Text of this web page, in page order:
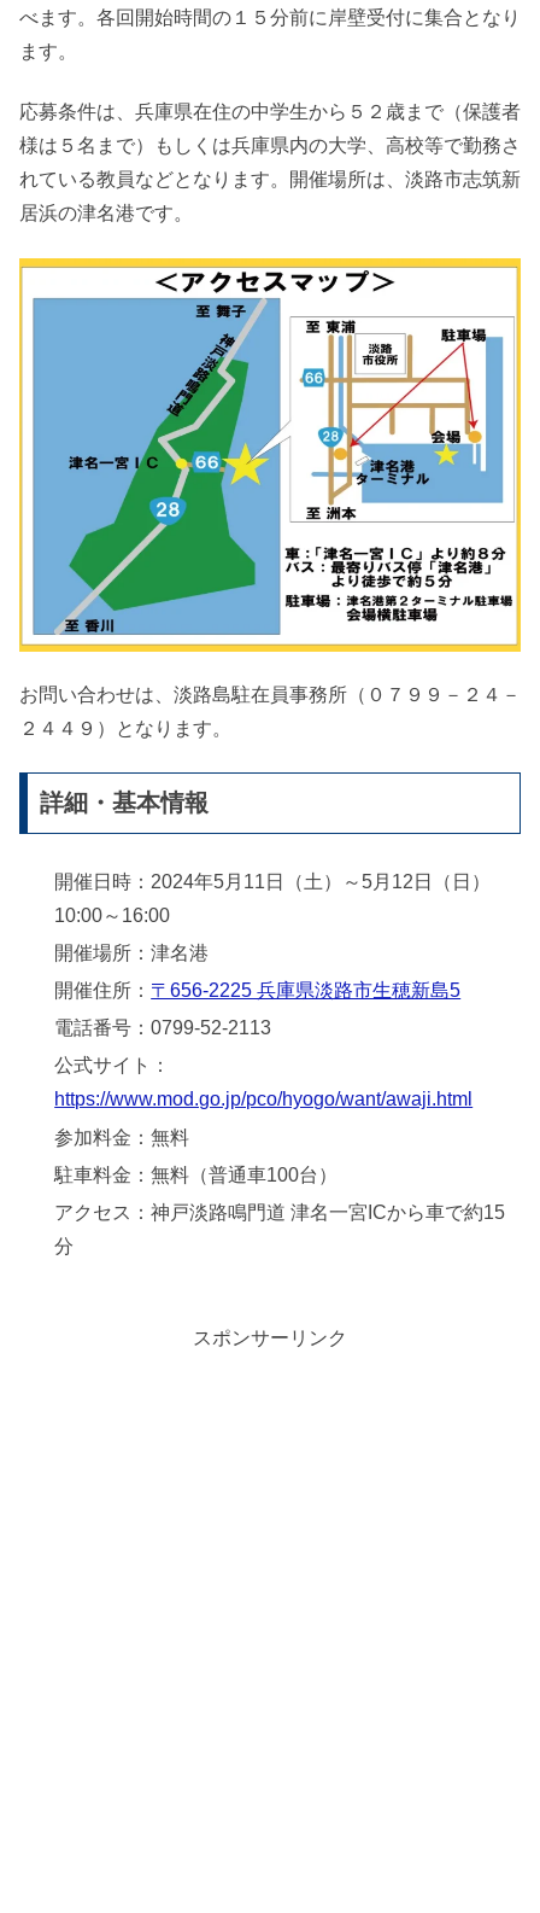
べます。各回開始時間の１５分前に岸壁受付に集合となり
ます。
応募条件は、兵庫県在住の中学生から５２歳まで（保護者
様は５名まで）もしくは兵庫県内の大学、高校等で勤務さ
れている教員などとなります。開催場所は、淡路市志筑新
居浜の津名港です。
お問い合わせは、淡路島駐在員事務所（０７９９－２４－
２４４９）となります。
詳細・基本情報
開催日時：2024年5月11日（土）～5月12日（日）
10:00～16:00
開催場所：津名港
開催住所： 〒656-2225 兵庫県淡路市生穂新島5
電話番号：0799-52-2113
公式サイト：
https://www.mod.go.jp/pco/hyogo/want/awaji.html
参加料金：無料
駐車料金：無料（普通車100台）
アクセス：神戸淡路鳴門道 津名一宮ICから車で約15
分
スポンサーリンク